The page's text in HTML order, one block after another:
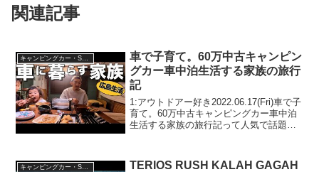
関連記事
キャンピングカー・SUV人気車種
車で子育て。60万中古キャンピン
グカー車中泊生活する家族の旅行
記
1:アウトドアー好き2022.06.17(Fri)車で子
育て。60万中古キャンピングカー車中泊
生活する家族の旅行記って人気で話題ら
す！3:アウトドアー...
TERIOS RUSH KALAH GAGAH